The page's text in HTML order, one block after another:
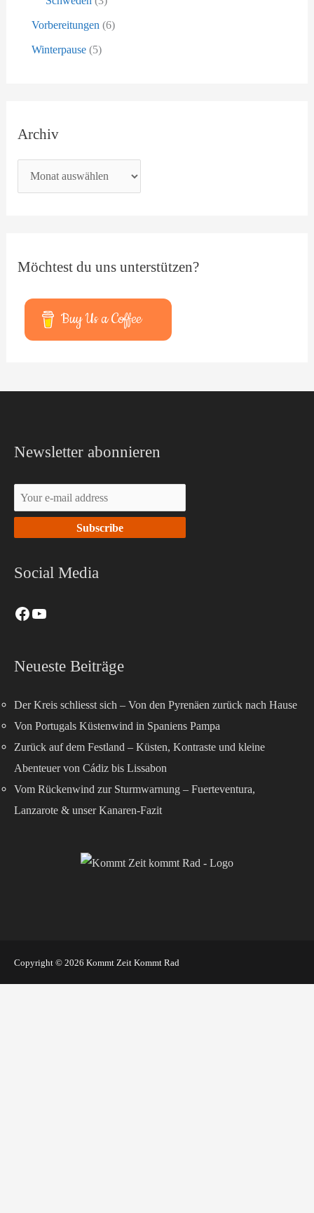
Vorbereitungen (6)
Winterpause (5)
Archiv
Möchtest du uns unterstützen?
Buy Us a Coffee
Newsletter abonnieren
Social Media
Neueste Beiträge
Der Kreis schliesst sich – Von den Pyrenäen zurück nach Hause
Von Portugals Küstenwind in Spaniens Pampa
Zurück auf dem Festland – Küsten, Kontraste und kleine
Abenteuer von Cádiz bis Lissabon
Vom Rückenwind zur Sturmwarnung – Fuerteventura,
Lanzarote & unser Kanaren-Fazit
Copyright © 2026 Kommt Zeit Kommt Rad